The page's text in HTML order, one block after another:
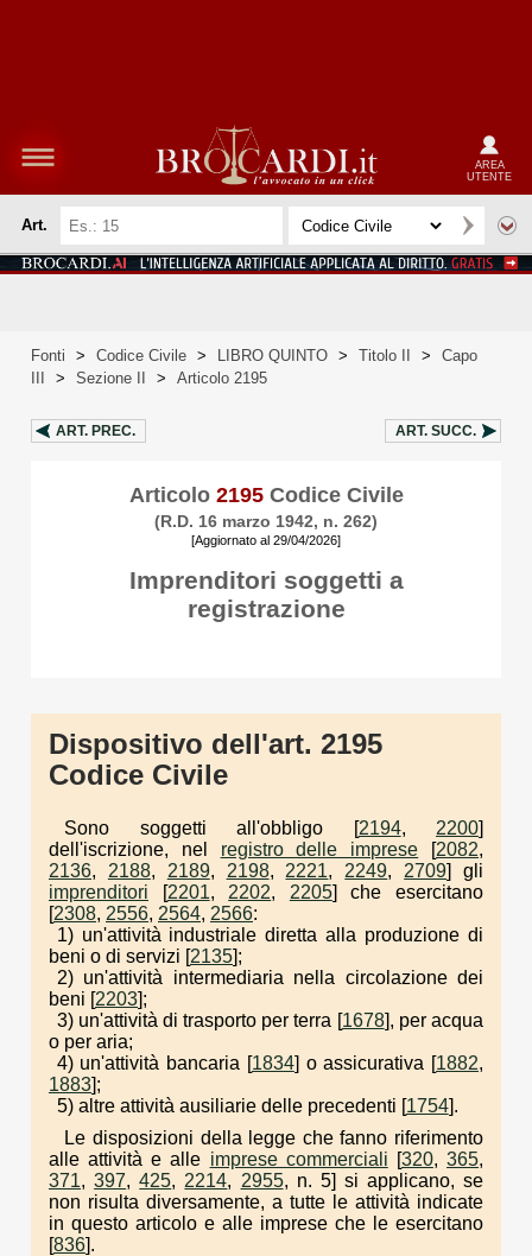
AREA
UTENTE
Art.
Fonti > Codice Civile > LIBRO QUINTO > Titolo II >
Capo
> Sezione II > Articolo 2195
ART. PREC. ART. SUCC.
Articolo 2195Codice Civile
(R.D. 16 marzo 1942, n. 262)
[Aggiornato al 29/04/2026]
Imprenditori soggetti a
registrazione
Dispositivo dell'art. 2195
Codice Civile
Sono soggetti all'obbligo [2194, 2200]
dell'iscrizione, nel registro delle imprese [2082,
2136, 2188, 2189, 2198, 2221, 2249, 2709] gli
imprenditori [2201, 2202, 2205] che esercitano
[2308, 2556, 2564, 2566:
1) un'attività industriale diretta alla produzione di
beni o di servizi [2135];
2) un'attività intermediaria nella circolazione dei
beni [2203];
3) un'attività di trasporto per terra [1678], per acqua
o per aria;
4) un'attività bancaria [1834] o assicurativa [1882,
1883];
5) altre attività ausiliarie delle precedenti [1754].
Le disposizioni della legge che fanno riferimento
alle attività e alle imprese commerciali [320,365,
371,397,425, 2214, 2955, n. 5] si applicano, se
non risulta diversamente, a tutte le attività indicate
in questo articolo e alle imprese che le esercitano
[836].